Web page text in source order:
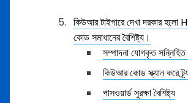
কিউআর টাইগারে দেখা দরকার
কোড সমাধানের বৈশিষ্ট্য।
সম্পাদনা যোগকৃত সন্নিহিত
কিউআর কোড স্ক্যান করে
পাসওয়ার্ড সুরক্ষা বৈশিষ্ট্য